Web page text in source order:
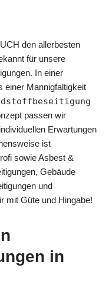
den allerbesten
für unsere
In einer
einer Mannigfaltigkeit
passen wir
Erwartungen
ist
sowie Asbest &
Gebäude
und
mit Güte und Hingabe!
in